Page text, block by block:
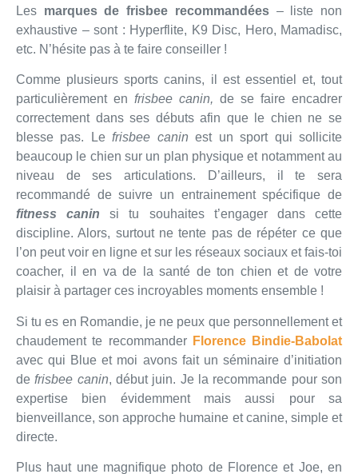
Les marques de frisbee recommandées – liste non
exhaustive – sont : Hyperflite, K9 Disc, Hero, Mamadisc,
etc. N’hésite pas à te faire conseiller !
Comme plusieurs sports canins, il est essentiel et, tout
particulièrement en frisbee canin, de se faire encadrer
correctement dans ses débuts afin que le chien ne se
blesse pas. Lefrisbee caninest un sport qui sollicite
beaucoup le chien sur un plan physique et notamment au
niveau de ses articulations. D’ailleurs, il te sera
recommandé de suivre un entrainement spécifique de
fitness canin si tu souhaites t’engager dans cette
discipline. Alors, surtout ne tente pas de répéter ce que
l’on peut voir en ligne et sur les réseaux sociaux et fais-toi
coacher, il en va de la santé de ton chien et de votre
plaisir à partager ces incroyables moments ensemble !
Si tu es en Romandie, je ne peux que personnellement et
chaudement te recommander Florence Bindie-Babolat
avec qui Blue et moi avons fait un séminaire d’initiation
defrisbee canin, début juin. Je la recommande pour son
expertise bien évidemment mais aussi pour sa
bienveillance, son approche humaine et canine, simple et
directe.
Plus haut une magnifique photo de Florence et Joe, en